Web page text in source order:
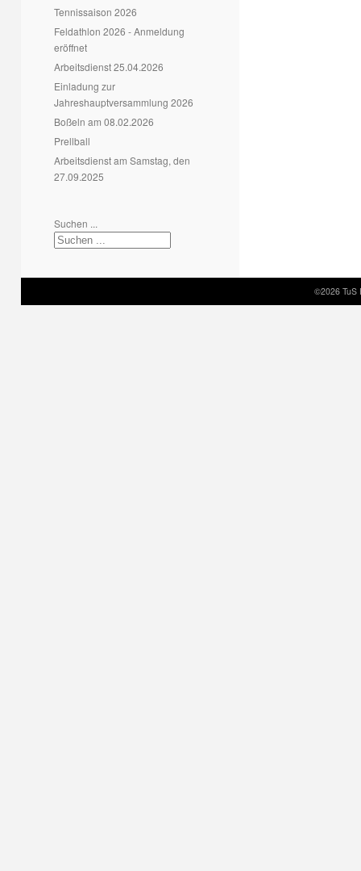
Tennissaison 2026
Feldathlon 2026 - Anmeldung
eröffnet
Arbeitsdienst 25.04.2026
Einladung zur
Jahreshauptversammlung 2026
Boßeln am 08.02.2026
Prellball
Arbeitsdienst am Samstag, den
27.09.2025
Suchen ...
©2026 TuS